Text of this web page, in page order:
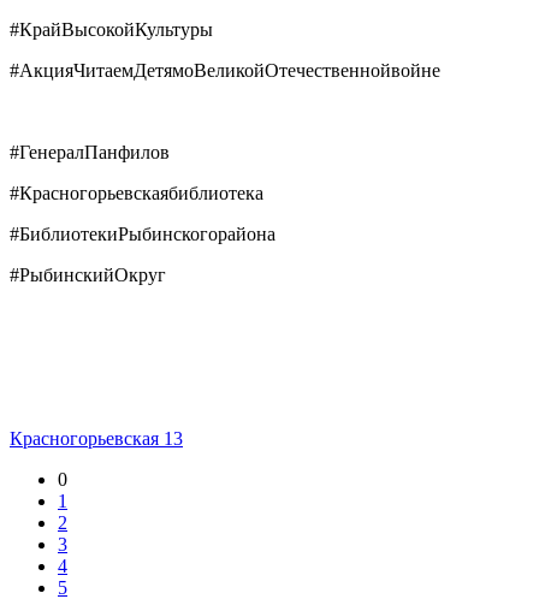
#КрайВысокойКультуры
#АкцияЧитаемДетямоВеликойОтечественнойвойне
#ГенералПанфилов
#Красногорьевскаябиблиотека
#БиблиотекиРыбинскогорайона
#РыбинскийОкруг
Красногорьевская 13
0
1
2
3
4
5